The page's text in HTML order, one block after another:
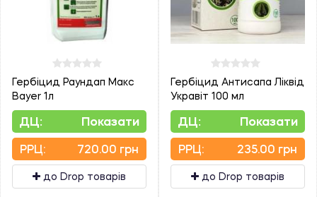
Гербіцид Раундап Макс
Bayer 1л
ДЦ: Показати
PPЦ: 720.00 грн
до Drop товарів
Гербіцид Антисапа Ліквід
Укравіт 100 мл
ДЦ: Показати
PPЦ: 235.00 грн
до Drop товарів